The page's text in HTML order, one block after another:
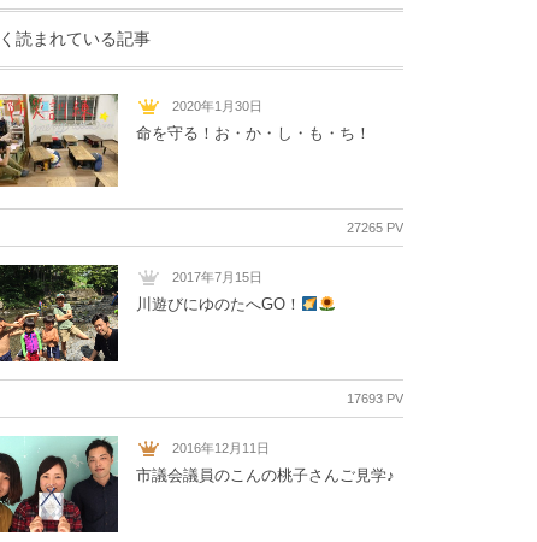
読まれている記事
2020年1月30日
命を守る！お・か・し・も・ち！
27265 PV
2017年7月15日
川遊びにゆのたへGO！
17693 PV
2016年12月11日
市議会議員のこんの桃子さんご見学♪